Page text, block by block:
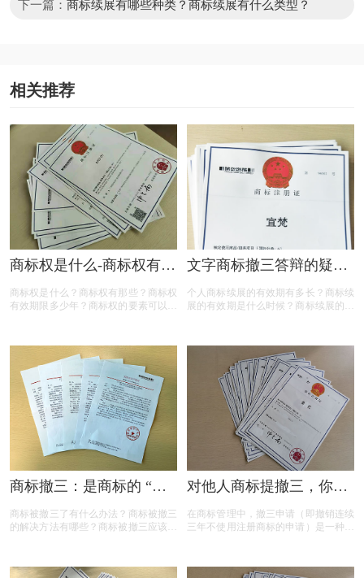
下一篇： 商标续展有哪些种类？商标续展有什么类型？
相关推荐
商标权是什么-商标权有哪
商标权是什么？商标权有那些？商标权
有效期限多少年？商标权的要素可以有
望对各位商标注册老板有帮助
文字商标撤三答辩的疑问
个人商标续展的有效期有多长？商标续
展的有效期是什么时候？商标续展的费
么？商标续展的类型有哪些？商标续展
有什么种类？什么情况下需要进行商标
续展？商标续展的目的是什么？
商标撤三：是商标的 “夺
商标被撤三了有什么办法？商标被撤三
的解决方法有哪些？商标被撤三应该如
对他人商标提撤三，你真
在商标管理中，撤三申请（即撤销连续
三年不使用注册商标的申请）是一种重
三申请并非随意之举，申请人需要了解